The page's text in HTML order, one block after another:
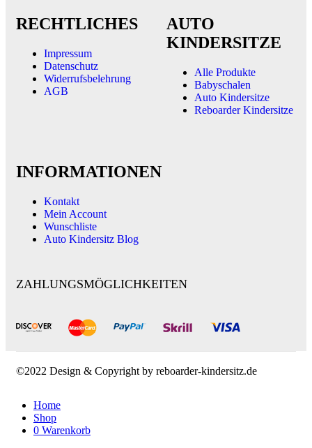
RECHTLICHES
Impressum
Datenschutz
Widerrufsbelehrung
AGB
AUTO
KINDERSITZE
Alle Produkte
Babyschalen
Auto Kindersitze
Reboarder Kindersitze
INFORMATIONEN
Kontakt
Mein Account
Wunschliste
Auto Kindersitz Blog
ZAHLUNGSMÖGLICHKEITEN
©2022 Design & Copyright by reboarder-kindersitz.de
Home
Shop
0 Warenkorb